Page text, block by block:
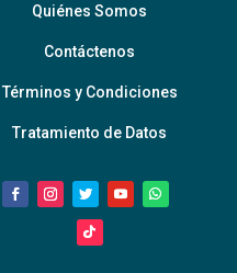
Quiénes Somos
Contáctenos
Términos y Condiciones
Tratamiento de Datos